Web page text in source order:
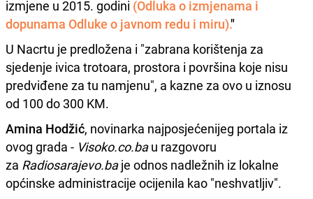
izmjene u 2015. godini (Odluka o izmjenama i
dopunama Odluke o javnom redu i miru)."
U Nacrtu je predložena i "zabrana korištenja za
sjedenje ivica trotoara, prostora i površina koje nisu
predviđene za tu namjenu", a kazne za ovo u iznosu
od 100 do 300 KM.
Amina Hodžić, novinarka najposjećenijeg portala iz
ovog grada - Visoko.co.bau razgovoru
za Radiosarajevo.baje odnos nadležnih iz lokalne
općinske administracije ocijenila kao "neshvatljiv".